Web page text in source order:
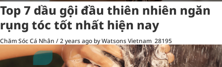
Top 7 dầu gội đầu thiên nhiên ngăn
rụng tóc tốt nhất hiện nay
Chăm Sóc Cá Nhân /2 years ago by Watsons Vietnam 28195